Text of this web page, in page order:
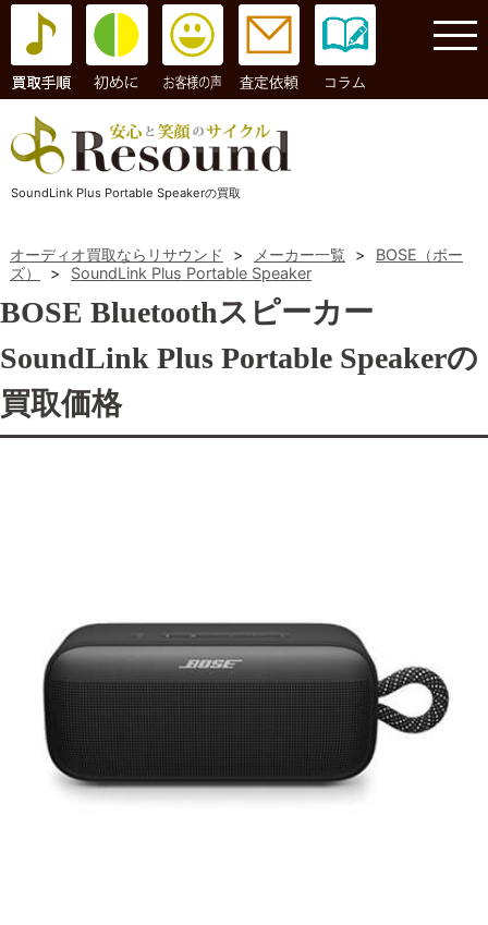
コラム
SoundLink Plus Portable Speakerの買取
オーディオ買取ならリサウンド > メーカー一覧 >
BOSE（ボー
ズ）
> SoundLink Plus Portable Speaker
BOSE Bluetoothスピーカー
SoundLink Plus Portable Speakerの
買取価格